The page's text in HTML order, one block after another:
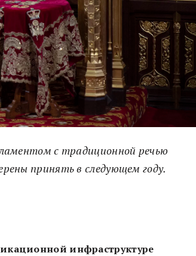
с традиционной речью
принять в следующем году.
инфраструктуре